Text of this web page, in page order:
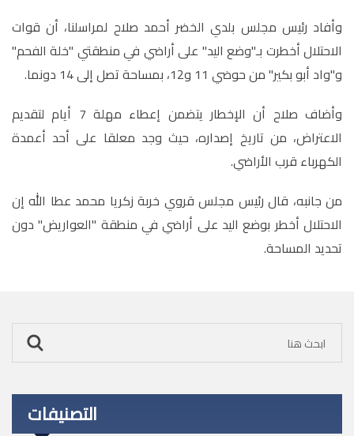
وأفاد رئيس مجلس بلدي الخضر أحمد صلاح لمراسلنا، أن قوات
الاحتلال أخطرت بـ"وضع اليد" على أراضي في منطقتي "خلة الفحم"
و"واد أبو بكير" من حوضي 11 و12، بمساحة تصل إلى 14 دونما.
وأضاف صلاح أن الإخطار يتضمن إعطاء مهلة 7 أيام لتقديم
الاعتراض، من تاريخ إصداره، حيث وجد معلقا على أحد أعمدة
الكهرباء قرب الأراضي.
من جانبه، قال رئيس مجلس قروي خربة زكريا محمد عطا الله إن
الاحتلال أخطر بوضع اليد على أراضي في منطقة "العواريض" دون
تحديد المساحة.
التصنيفات